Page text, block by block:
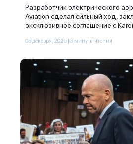
Разработчик электрического
Aviation сделал сильный ход,
эксклюзивное соглашение с
05 декабря, 2025 | 3 минуты чтения